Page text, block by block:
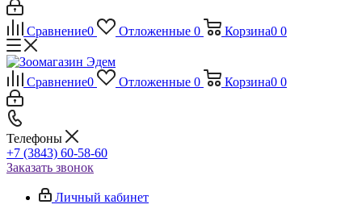
Сравнение0 Отложенные 0 Корзина0 0
Сравнение0 Отложенные 0 Корзина0 0
Телефоны
+7 (3843) 60-58-60
Заказать звонок
Личный кабинет